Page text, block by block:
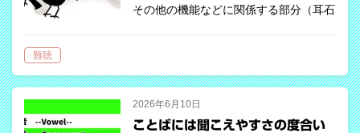
その他の機能などに関係する部分（耳石
聴覚関係の器官に何かしらの問題がある
状態で…
難聴
2026年6月10日
ことばには聞こえやすさの度合い